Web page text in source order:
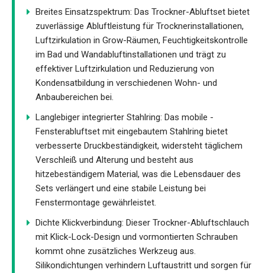
Breites Einsatzspektrum: Das Trockner-Abluftset bietet
zuverlässige Abluftleistung für Trocknerinstallationen,
Luftzirkulation in Grow-Räumen, Feuchtigkeitskontrolle
im Bad und Wandabluftinstallationen und trägt zu
effektiver Luftzirkulation und Reduzierung von
Kondensatbildung in verschiedenen Wohn- und
Anbaubereichen bei.
Langlebiger integrierter Stahlring: Das mobile -
Fensterabluftset mit eingebautem Stahlring bietet
verbesserte Druckbeständigkeit, widersteht täglichem
Verschleiß und Alterung und besteht aus
hitzebeständigem Material, was die Lebensdauer des
Sets verlängert und eine stabile Leistung bei
Fenstermontage gewährleistet.
Dichte Klickverbindung: Dieser Trockner-Abluftschlauch
mit Klick-Lock-Design und vormontierten Schrauben
kommt ohne zusätzliches Werkzeug aus.
Silikondichtungen verhindern Luftaustritt und sorgen für